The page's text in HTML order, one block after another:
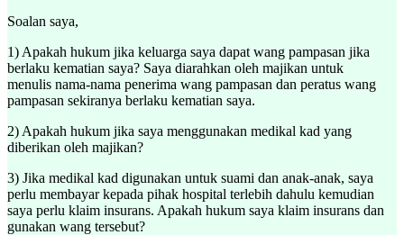
Soalan saya,
1) Apakah hukum jika keluarga saya dapat wang pampasan jika
berlaku kematian saya? Saya diarahkan oleh majikan untuk
menulis nama-nama penerima wang pampasan dan peratus wang
pampasan sekiranya berlaku kematian saya.
2) Apakah hukum jika saya menggunakan medikal kad yang
diberikan oleh majikan?
3) Jika medikal kad digunakan untuk suami dan anak-anak, saya
perlu membayar kepada pihak hospital terlebih dahulu kemudian
saya perlu klaim insurans. Apakah hukum saya klaim insurans dan
gunakan wang tersebut?